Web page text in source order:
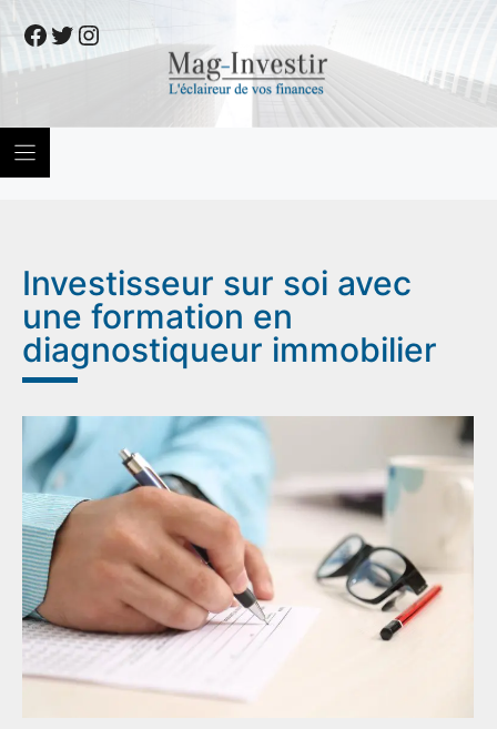
to
content
Facebook
Twitter
Instagram
Investisseur sur soi avec
une formation en
diagnostiqueur immobilier